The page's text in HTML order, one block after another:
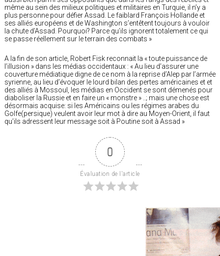
même au sein des milieux politiques et militaires en Turquie, il n’y a
plus personne pour défier Assad. Le faiblard François Hollande et
ses alliés européens et de Washington s’entêtent toujours à vouloir
la chute d’Assad. Pourquoi? Parce qu’ils ignorent totalement ce qui
se passe réellement sur le terrain des combats »
A la fin de son article, Robert Fisk reconnait la « toute puissance de
l’illusion » dans les médias occidentaux : « Au lieu d’assurer une
couverture médiatique digne de ce nom à la reprise d’Alep par l’armée
syrienne, au lieu d’évoquer le lourd bilan des pertes américaines et et
des alliés à Mossoul, les médias en Occident se sont démenés pour
diaboliser la Russie et en faire un « monstre » ..; mais une chose est
désormais acquise: si les Américains ou les régimes arabes du
Golfe(persique) veulent avoir leur mot à dire au Moyen-Orient, il faut
qu’ils adressent leur message soit à Poutine soit à Assad »
0
Évaluation de l'article